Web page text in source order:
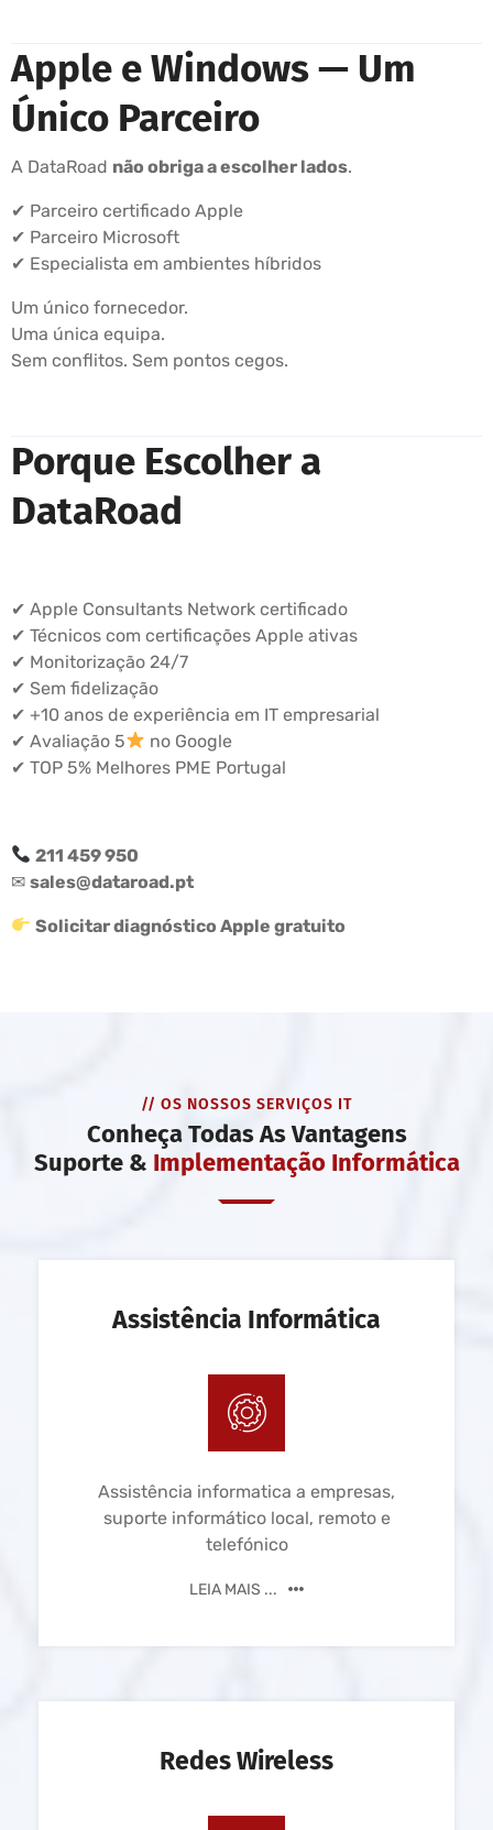
Apple e Windows — Um
Único Parceiro
A DataRoad não obriga a escolher lados.
✔ Parceiro certificado Apple
✔ Parceiro Microsoft
✔ Especialista em ambientes híbridos
Um único fornecedor.
Uma única equipa.
Sem conflitos. Sem pontos cegos.
Porque Escolher a
DataRoad
✔ Apple Consultants Network certificado
✔ Técnicos com certificações Apple ativas
✔ Monitorização 24/7
✔ Sem fidelização
✔ +10 anos de experiência em IT empresarial
✔ Avaliação 5
no Google
✔ TOP 5% Melhores PME Portugal
211 459 950
✉ sales@dataroad.pt
Solicitar diagnóstico Apple gratuito
// OS NOSSOS SERVIÇOS IT
Conheça Todas As Vantagens
Suporte & Implementação Informática
Assistência Informática
Assistência informatica a empresas,
suporte informático local, remoto e
telefónico
LEIA MAIS ...
Redes Wireless